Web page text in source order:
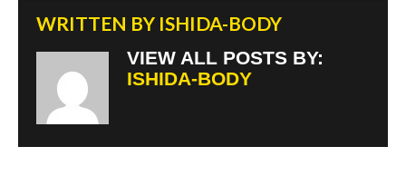
WRITTEN BY ISHIDA-BODY
VIEW ALL POSTS BY:
ISHIDA-BODY